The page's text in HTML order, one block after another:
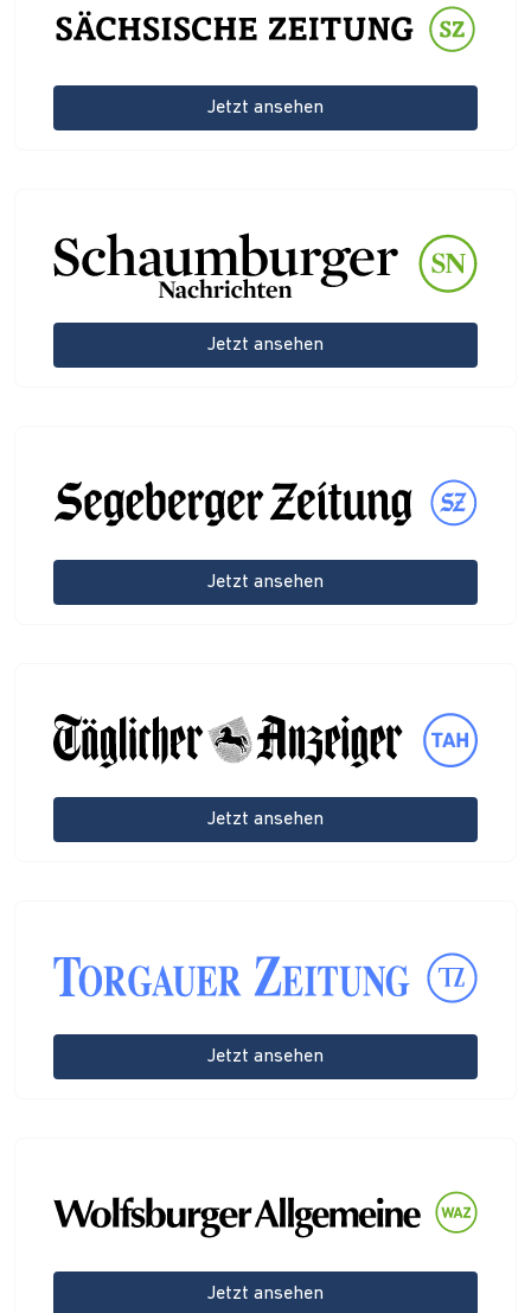
Jetzt ansehen
Jetzt ansehen
Jetzt ansehen
Jetzt ansehen
Jetzt ansehen
Jetzt ansehen